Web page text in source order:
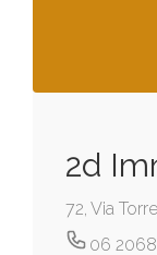
2d
72, Via
06